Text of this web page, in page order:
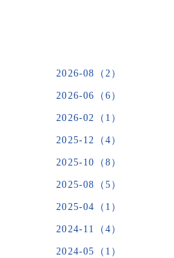
2026-08（2）
2026-06（6）
2026-02（1）
2025-12（4）
2025-10（8）
2025-08（5）
2025-04（1）
2024-11（4）
2024-05（1）